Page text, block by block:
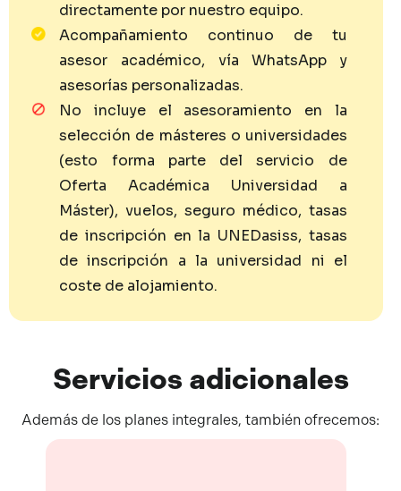
directamente por nuestro equipo.
Acompañamiento continuo de tu
asesor académico, vía WhatsApp y
asesorías personalizadas.
No incluye el asesoramiento en la
selección de másteres o universidades
(esto forma parte del servicio de
Oferta Académica Universidad a
Máster), vuelos, seguro médico, tasas
de inscripción en la UNEDasiss, tasas
de inscripción a la universidad ni el
coste de alojamiento.
Servicios adicionales
Además de los planes integrales, también ofrecemos: